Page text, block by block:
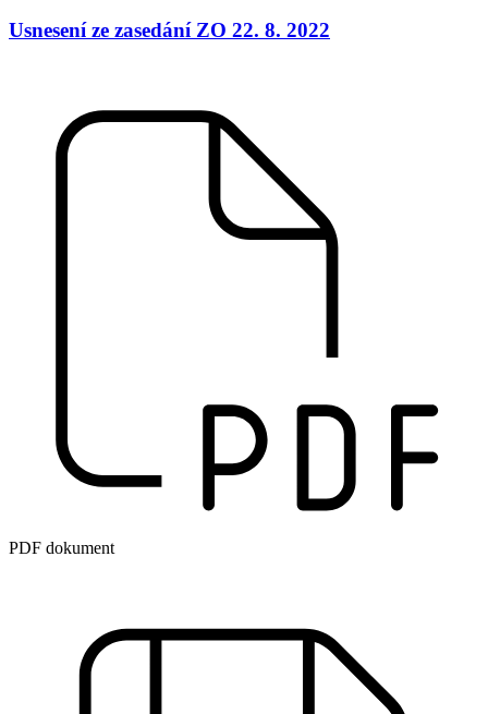
Usnesení ze zasedání ZO 22. 8. 2022
PDF dokument